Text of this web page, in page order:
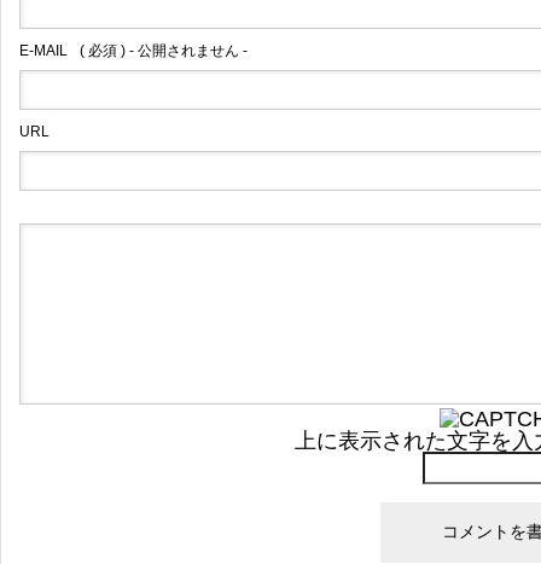
E-MAIL ( 必須 ) - 公開されません -
URL
上に表示された文字を